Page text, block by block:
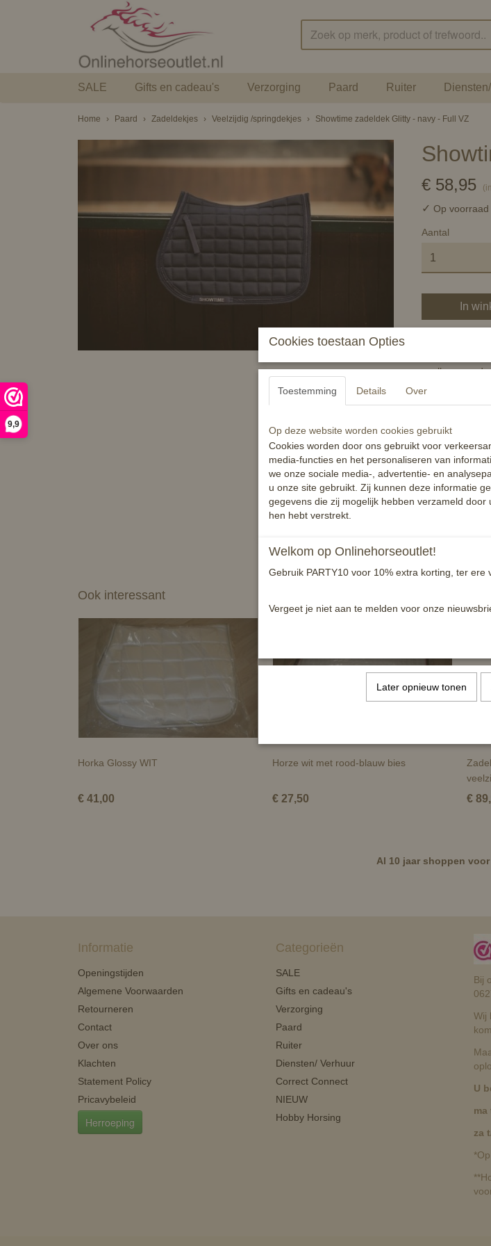
9,9
SALE Gifts en cadeau's Verzorging Paard Ruiter
Home › Paard › Zadeldekjes › Veelzijdig /springdekjes › Showtime zadeldek Glitty - navy - Full VZ
€ 58,95
✓ Op voorraad
Aantal
In
Door de
van het
sneller weer
Productcode
EAN code
Reacties
Ook interessant
Horka Glossy WIT
€ 41,00
Horze wit met rood-blauw bies
€ 27,50 €
Al 10 jaar shoppen
Informatie
Openingstijden
Algemene Voorwaarden
Retourneren
Contact
Over ons
Klachten
Statement Policy
Pricavybeleid
Herroeping
Categorieën
SALE
Gifts en cadeau's
Verzorging
Paard
Ruiter
Diensten/ Verhuur
Correct Connect
NIEUW
Hobby Horsing
Bij
Wij
U
ma
za
Cookies toestaan Opties
Toestemming Details Over
Op deze website worden cookies gebruikt
Cookies worden door ons gebruikt voor
media-functies en het personaliseren van
we onze sociale media-, advertentie- en
u onze site gebruikt. Zij kunnen deze informatie
gegevens die zij mogelijk hebben verzameld
hen hebt verstrekt.
Welkom op Onlinehorseoutlet!
Gebruik PARTY10 voor 10% extra korting, ter ere
Vergeet je niet aan te melden voor onze
Later opnieuw tonen